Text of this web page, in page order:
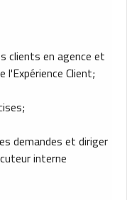
clients en agence et
Client;
demandes et diriger
interne